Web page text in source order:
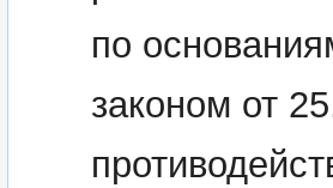
по
законом от